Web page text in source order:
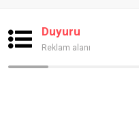
Duyuru
Reklam alanı